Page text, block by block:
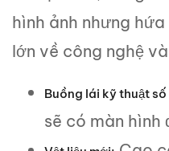
hình ảnh nhưng
lớn về công nghệ
Buồng lái kỹ thuật
sẽ có màn hình